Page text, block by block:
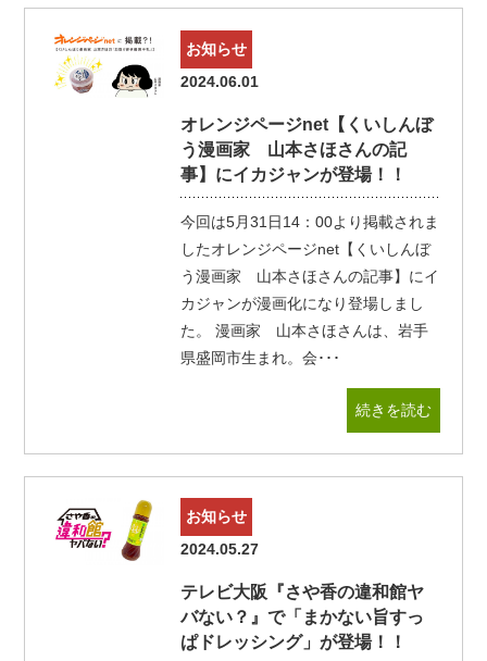
お知らせ
2024.06.01
オレンジページnet【くいしんぼ
う漫画家 山本さほさんの記
事】にイカジャンが登場！！
今回は5月31日14：00より掲載されま
したオレンジページnet【くいしんぼ
う漫画家 山本さほさんの記事】にイ
カジャンが漫画化になり登場しまし
た。 漫画家 山本さほさんは、岩手
県盛岡市生まれ。会･･･
続きを読む
お知らせ
2024.05.27
テレビ大阪『さや香の違和館ヤ
バない？』で「まかない旨すっ
ぱドレッシング」が登場！！